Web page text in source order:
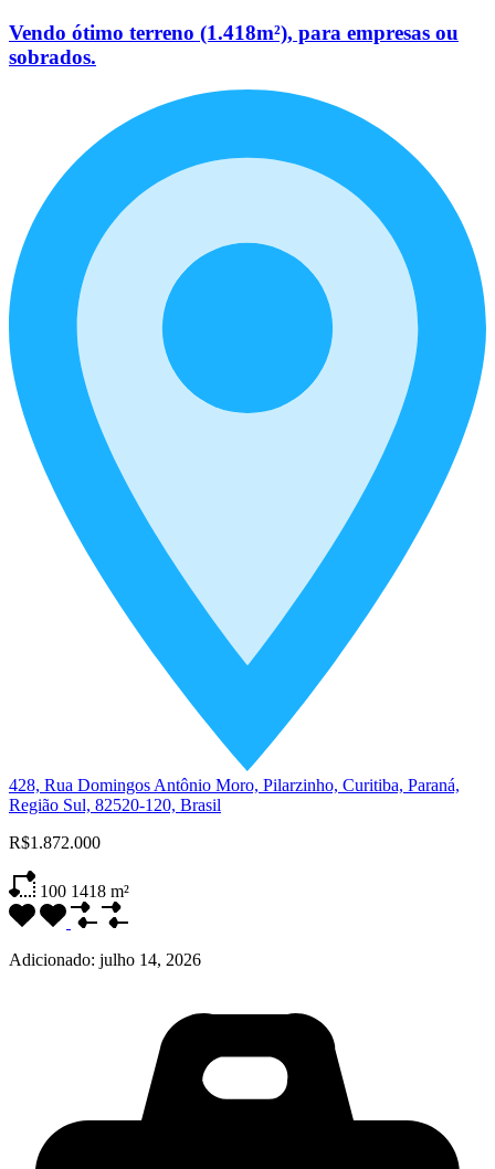
Vendo ótimo terreno (1.418m²), para empresas ou
sobrados.
428, Rua Domingos Antônio Moro, Pilarzinho, Curitiba, Paraná,
Região Sul, 82520-120, Brasil
R$1.872.000
100 1418 m²
Adicionado: julho 14, 2026